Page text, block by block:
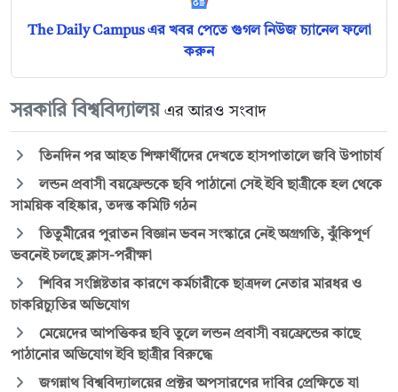
The Daily Campus এর খবর পেতে গুগল নিউজ চ্যানেল ফলো
করুন
সরকারি বিশ্ববিদ্যালয় এর আরও সংবাদ
তিনদিন পর আহত শিক্ষার্থীদের দেখতে হাসপাতালে জবি উপাচার্য
লন্ডন প্রবাসী বয়ফ্রেন্ডকে ছবি পাঠানো সেই ইবি ছাত্রীকে হল থেকে
সাময়িক বহিষ্কার, তদন্ত কমিটি গঠন
তিতুমীরের পুরাতন বিজ্ঞান ভবন সংস্কারে নেই অগ্রগতি, ঝুঁকিপূর্ণ
ভবনেই চলছে ক্লাস-পরীক্ষা
শিবির সংশ্লিষ্টতার কারণে কর্মচারীকে ছাত্রদল নেতার মারধর ও
চাকরিচ্যুতির অভিযোগ
মেয়েদের আপত্তিকর ছবি তুলে লন্ডন প্রবাসী বয়ফ্রেন্ডের কাছে
পাঠানোর অভিযোগ ইবি ছাত্রীর বিরুদ্ধে
জগন্নাথ বিশ্ববিদ্যালয়ের প্রক্টর অপসারণের দাবির প্রেক্ষিতে যা